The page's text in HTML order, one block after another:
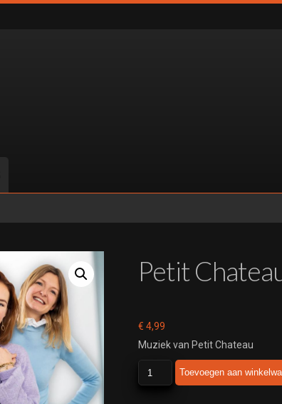
Petit
€ 4,99
Muziek van Petit Chateau
Chateau
Toevoegen aan